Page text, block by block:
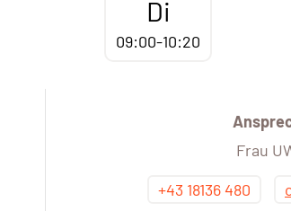
Di
09:00-10:20
Frau
+43 18136 480